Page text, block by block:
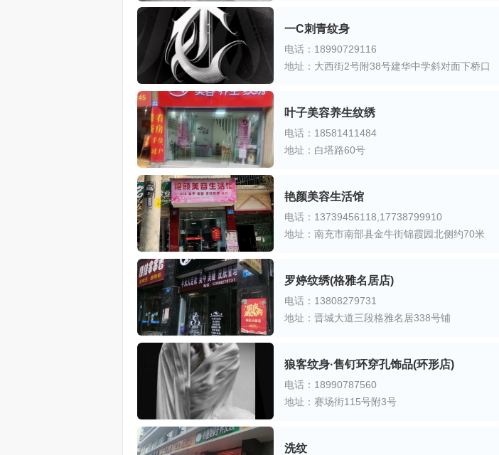
一C刺青纹身
电话：18990729116
地址：大西街2号附38号建华中学斜对面下桥口
叶子美容养生纹绣
电话：18581411484
地址：白塔路60号
艳颜美容生活馆
电话：13739456118,17738799910
地址：南充市南部县金牛街锦霞园北侧约70米
罗婷纹绣(格雅名居店)
电话：13808279731
地址：晋城大道三段格雅名居338号铺
狼客纹身·售钉环穿孔饰品(环形店)
电话：18990787560
地址：赛场街115号附3号
洗纹